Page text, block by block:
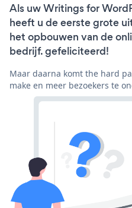
Als uw Writings for
heeft u de eerste grote
het opbouwen van de
bedrijf. gefeliciteerd!
Maar daarna komt the hard
make en meer bezoekers te